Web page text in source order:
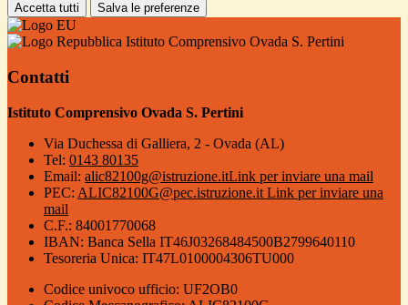
Accetta tutti Salva le preferenze
Istituto Comprensivo Ovada S. Pertini
Contatti
Istituto Comprensivo Ovada S. Pertini
Via Duchessa di Galliera, 2 - Ovada (AL)
Tel: 0143 80135
Email: alic82100g@istruzione.itLink per inviare una mail
PEC: ALIC82100G@pec.istruzione.it Link per inviare una
mail
C.F.: 84001770068
IBAN: Banca Sella IT46J03268484500B2799640110
Tesoreria Unica: IT47L0100004306TU000
Codice univoco ufficio: UF2OB0